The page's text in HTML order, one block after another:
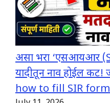
असा भरा ‘एसआयआर
यादीतून नाव होईल कट!
how to fill SIR